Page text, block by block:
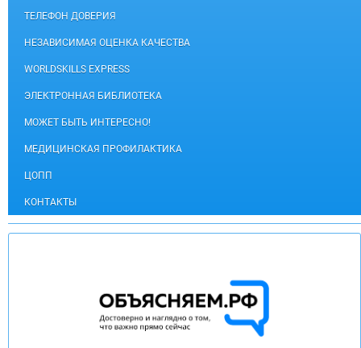
ТЕЛЕФОН ДОВЕРИЯ
НЕЗАВИСИМАЯ ОЦЕНКА КАЧЕСТВА
WORLDSKILLS EXPRESS
ЭЛЕКТРОННАЯ БИБЛИОТЕКА
МОЖЕТ БЫТЬ ИНТЕРЕСНО!
МЕДИЦИНСКАЯ ПРОФИЛАКТИКА
ЦОПП
КОНТАКТЫ